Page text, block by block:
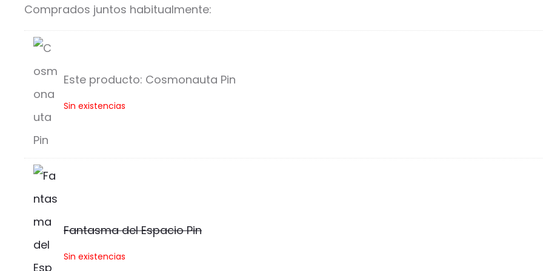
Comprados juntos habitualmente:
m
o
a
Este producto: Cosmonauta Pin
Sin existencias
Fantasma del Espacio Pin
Sin existencias